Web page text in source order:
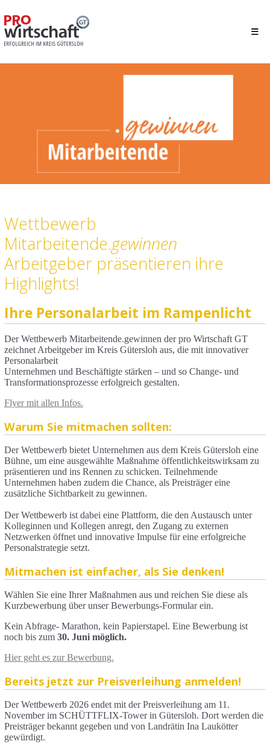
Wettbewerb
Mitarbeitende.gewinnen
Arbeitgeber präsentieren ihre
Highlights!
Ihre Personalarbeit im Rampenlicht
Der Wettbewerb Mitarbeitende.gewinnen der pro Wirtschaft GT
zeichnet Arbeitgeber im Kreis Gütersloh aus, die mit innovativer
Personalarbeit
Unternehmen und Beschäftigte stärken – und so Change- und
Transformationsprozesse erfolgreich gestalten.
Flyer mit allen Infos.
Warum Sie mitmachen sollten:
Der Wettbewerb bietet Unternehmen aus dem Kreis Gütersloh eine
Bühne, um eine ausgewählte Maßnahme öffentlichkeitswirksam zu
präsentieren und ins Rennen zu schicken. Teilnehmende
Unternehmen haben zudem die Chance, als Preisträger eine
zusätzliche Sichtbarkeit zu gewinnen.
Der Wettbewerb ist dabei eine Plattform, die den Austausch unter
Kolleginnen und Kollegen anregt, den Zugang zu externen
Netzwerken öffnet und innovative Impulse für eine erfolgreiche
Personalstrategie setzt.
Mitmachen ist einfacher, als Sie denken!
Wählen Sie eine Ihrer Maßnahmen aus und reichen Sie diese als
Kurzbewerbung über unser Bewerbungs-Formular ein.
Kein Abfrage- Marathon, kein Papierstapel. Eine Bewerbung ist
noch bis zum 30. Juni möglich.
Hier geht es zur Bewerbung.
Bereits jetzt zur Preisverleihung anmelden!
Der Wettbewerb 2026 endet mit der Preisverleihung am 11.
November im SCHÜTTFLIX-Tower in Gütersloh. Dort werden die
Preisträger bekannt gegeben und von Landrätin Ina Laukötter
gewürdigt.